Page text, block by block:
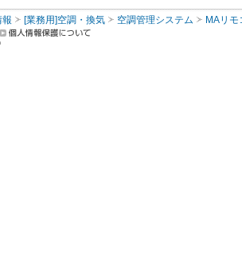
報 [業務用]空調・換気 空調管理システム MAリモ